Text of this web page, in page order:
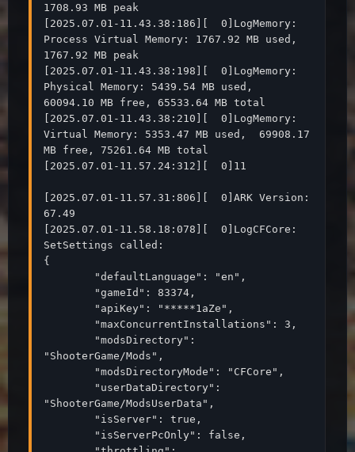
1708.93 MB peak
[2025.07.01-11.43.38:186][  0]LogMemory:
Process Virtual Memory: 1767.92 MB used,
1767.92 MB peak
[2025.07.01-11.43.38:198][  0]LogMemory:
Physical Memory: 5439.54 MB used,
60094.10 MB free, 65533.64 MB total
[2025.07.01-11.43.38:210][  0]LogMemory:
Virtual Memory: 5353.47 MB used,  69908.17
MB free, 75261.64 MB total
[2025.07.01-11.57.24:312][  0]11
[2025.07.01-11.57.31:806][  0]ARK Version:
67.49
[2025.07.01-11.58.18:078][  0]LogCFCore:
SetSettings called:
{
"ShooterGame/Mods",
"ShooterGame/ModsUserData",